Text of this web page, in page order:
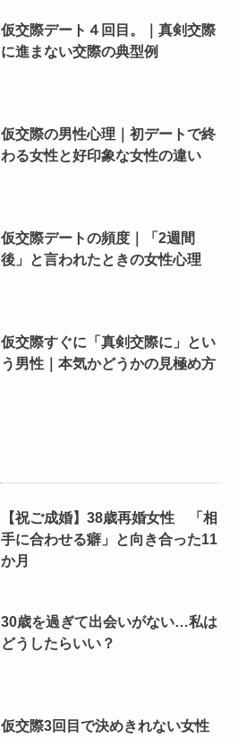
仮交際デート４回目。｜真剣交際
に進まない交際の典型例
仮交際の男性心理｜初デートで終
わる女性と好印象な女性の違い
仮交際デートの頻度｜「2週間
後」と言われたときの女性心理
仮交際すぐに「真剣交際に」とい
う男性｜本気かどうかの見極め方
【祝ご成婚】38歳再婚女性 「相
手に合わせる癖」と向き合った11
か月
30歳を過ぎて出会いがない…私は
どうしたらいい？
仮交際3回目で決めきれない女性